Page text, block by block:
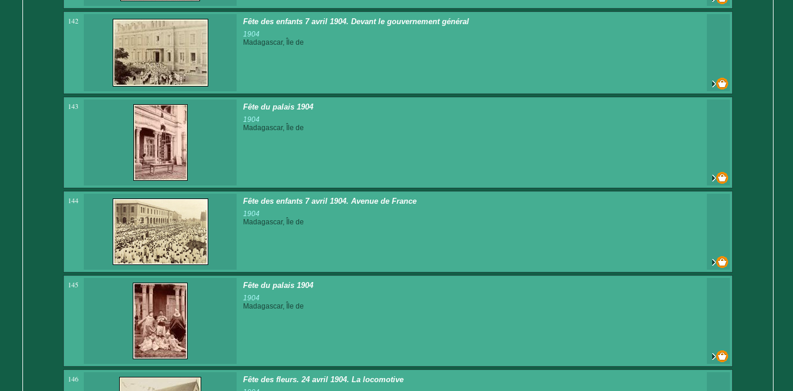
142 Fête des enfants 7 avril 1904. Devant le gouvernement général
1904
Madagascar, Île de
143 Fête du palais 1904
1904
Madagascar, Île de
144 Fête des enfants 7 avril 1904. Avenue de France
1904
Madagascar, Île de
145 Fête du palais 1904
1904
Madagascar, Île de
146 Fête des fleurs. 24 avril 1904. La locomotive